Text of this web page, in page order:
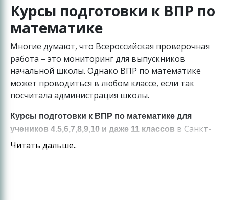
Курсы подготовки к ВПР по
математике
Многие думают, что Всероссийская проверочная
работа – это мониторинг для выпускников
начальной школы. Однако ВПР по математике
может проводиться в любом классе, если так
посчитала администрация школы.
Курсы подготовки к ВПР по математике для
учеников 4.5,6,7,8,9,10 и даже 11 классов в Санкт-
Петербурге ставят своей задачей качественно
повысить уровень образования ученика по
Читать дальше..